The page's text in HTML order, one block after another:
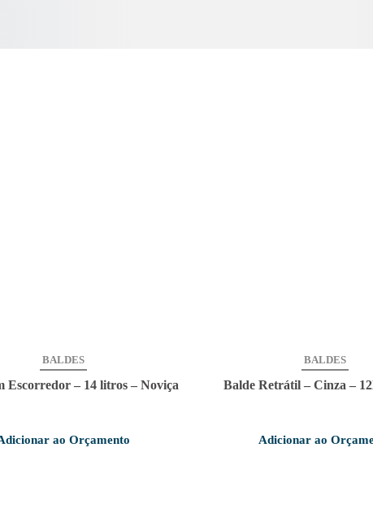
BALDES
Escorredor – 14 litros – Noviça
ao Orçamento
BALDES
Balde Retrátil – Cinza –
Adicionar ao